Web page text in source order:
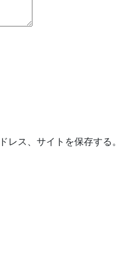
ス、サイトを保存する。